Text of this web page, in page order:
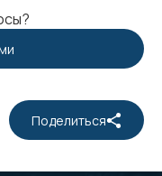
Поделиться